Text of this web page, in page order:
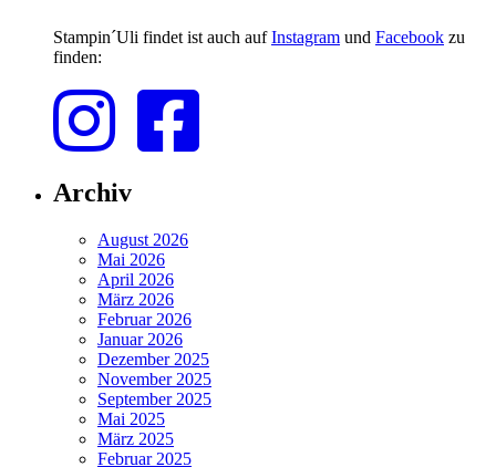
Stampin´Uli findet ist auch aufInstagram und Facebook zu
finden:
Archiv
August 2026
Mai 2026
April 2026
März 2026
Februar 2026
Januar 2026
Dezember 2025
November 2025
September 2025
Mai 2025
März 2025
Februar 2025